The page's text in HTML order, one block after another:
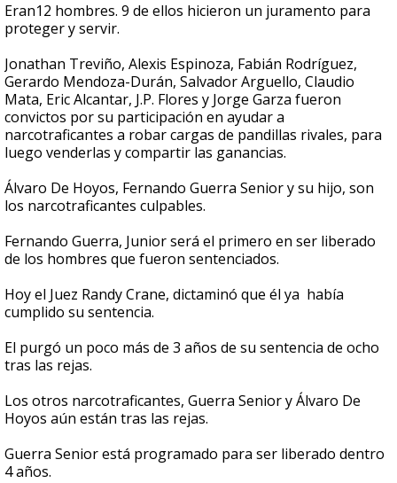
Eran12 hombres. 9 de ellos hicieron un juramento para
proteger y servir.
Jonathan Treviño, Alexis Espinoza, Fabián Rodríguez,
Gerardo Mendoza-Durán, Salvador Arguello, Claudio
Mata, Eric Alcantar, J.P. Flores y Jorge Garza fueron
convictos por su participación en ayudar a
narcotraficantes a robar cargas de pandillas rivales, para
luego venderlas y compartir las ganancias.
Álvaro De Hoyos, Fernando Guerra Senior y su hijo, son
los narcotraficantes culpables.
Fernando Guerra, Junior será el primero en ser liberado
de los hombres que fueron sentenciados.
Hoy el Juez Randy Crane, dictaminó que él ya había
cumplido su sentencia.
El purgó un poco más de 3 años de su sentencia de ocho
tras las rejas.
Los otros narcotraficantes, Guerra Senior y Álvaro De
Hoyos aún están tras las rejas.
Guerra Senior está programado para ser liberado dentro
4 años.